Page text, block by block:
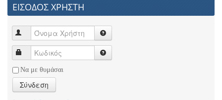
ΕΙΣΟΔΟΣ ΧΡΗΣΤΗ
Να με θυμάσαι
Σύνδεση